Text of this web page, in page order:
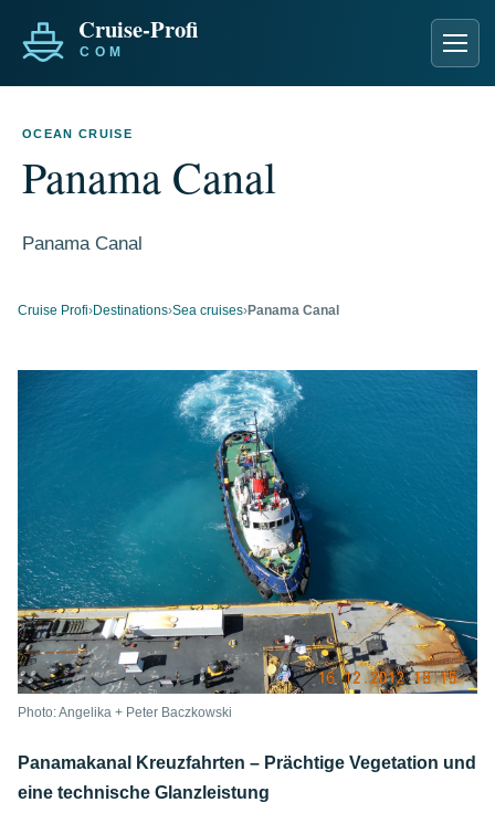
OCEAN CRUISE
Panama Canal
Panama Canal
Cruise Profi›Destinations›Sea cruises›Panama Canal
Photo: Angelika + Peter Baczkowski
Panamakanal Kreuzfahrten – Prächtige Vegetation und
eine technische Glanzleistung